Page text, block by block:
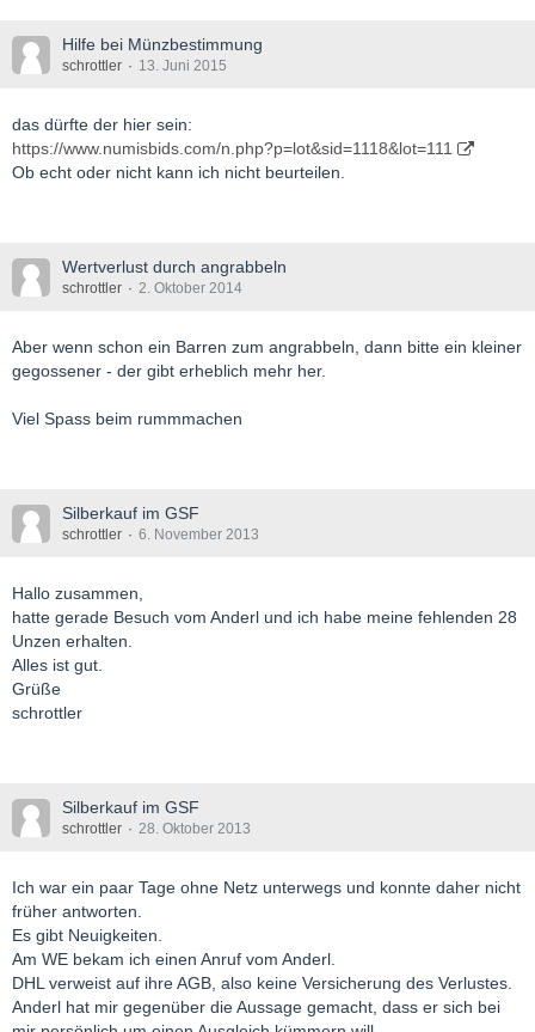
Hilfe bei Münzbestimmung
schrottler 13. Juni 2015
das dürfte der hier sein:
https://www.numisbids.com/n.php?p=lot&sid=1118&lot=111
Ob echt oder nicht kann ich nicht beurteilen.
Wertverlust durch angrabbeln
schrottler 2. Oktober 2014
Aber wenn schon ein Barren zum angrabbeln, dann bitte ein kleiner
gegossener - der gibt erheblich mehr her.
Viel Spass beim rummmachen
Silberkauf im GSF
schrottler 6. November 2013
Hallo zusammen,
hatte gerade Besuch vom Anderl und ich habe meine fehlenden 28
Unzen erhalten.
Alles ist gut.
Grüße
schrottler
Silberkauf im GSF
schrottler 28. Oktober 2013
Ich war ein paar Tage ohne Netz unterwegs und konnte daher nicht
früher antworten.
Es gibt Neuigkeiten.
Am WE bekam ich einen Anruf vom Anderl.
DHL verweist auf ihre AGB, also keine Versicherung des Verlustes.
Anderl hat mir gegenüber die Aussage gemacht, dass er sich bei